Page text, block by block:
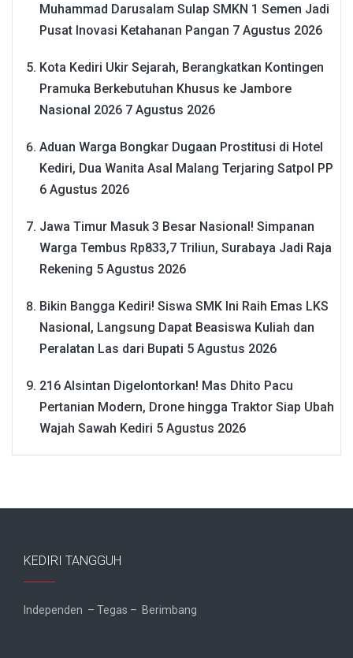
Muhammad Darusalam Sulap SMKN 1 Semen Jadi
Pusat Inovasi Ketahanan Pangan 7 Agustus 2026
Kota Kediri Ukir Sejarah, Berangkatkan Kontingen
Pramuka Berkebutuhan Khusus ke Jambore
Nasional 2026 7 Agustus 2026
Aduan Warga Bongkar Dugaan Prostitusi di Hotel
Kediri, Dua Wanita Asal Malang Terjaring Satpol PP
6 Agustus 2026
Jawa Timur Masuk 3 Besar Nasional! Simpanan
Warga Tembus Rp833,7 Triliun, Surabaya Jadi Raja
Rekening 5 Agustus 2026
Bikin Bangga Kediri! Siswa SMK Ini Raih Emas LKS
Nasional, Langsung Dapat Beasiswa Kuliah dan
Peralatan Las dari Bupati 5 Agustus 2026
216 Alsintan Digelontorkan! Mas Dhito Pacu
Pertanian Modern, Drone hingga Traktor Siap Ubah
Wajah Sawah Kediri 5 Agustus 2026
KEDIRI TANGGUH
Independen – Tegas – Berimbang